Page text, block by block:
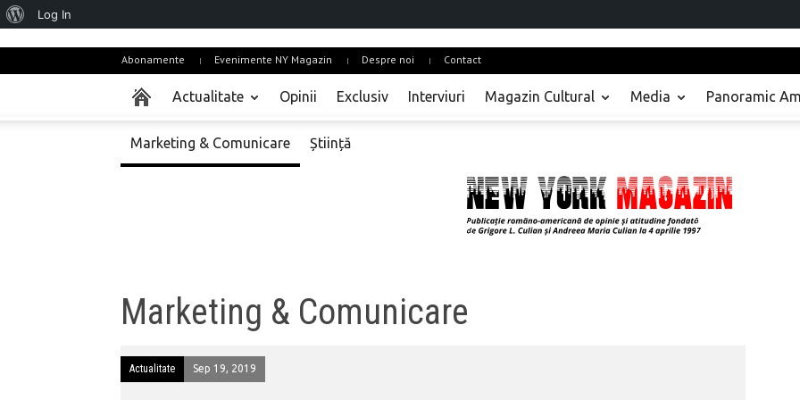
Abonamente Evenimente NY Magazin Despre noi Contact
Actualitate Opinii Exclusiv Interviuri Magazin Cultural Media Panoramic
Marketing & Comunicare Știință
Marketing & Comunicare
Actualitate Sep 19, 2019
About
Log In